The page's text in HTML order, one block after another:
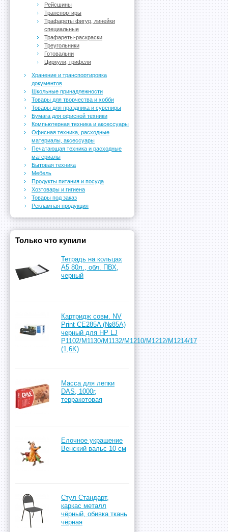
Рейсшины
Транспортиры
Трафареты фигур, линейки
специальные
Трафареты-раскраски
Треугольники
Готовальни
Циркули, грифели
Хранение и транспортировка
документов
Школьные принадлежности
Товары для творчества и хобби
Товары для праздника и сувениры
Бумага для офисной техники
Компьютерная техника и аксессуары
Офисная техника, расходные
материалы, аксессуары
Печатающая техника и расходные
материалы
Бытовая техника
Мебель
Продукты питания и посуда
Хозтовары и гигиена
Товары под заказ
Рекламная продукция
Только что купили
Тетрадь на кольцах
А5 80л., обл. ПВХ,
черный
Картридж совм. NV
Print CE285A (№85A)
черный для HP LJ
P1102/M1130/M1132/M1210/M1212/M1214/17
(1,6K)
Масса для лепки
DAS, 1000г,
терракотовая
Елочное украшение
Венский вальс 10 см
Стул Стандарт,
каркас металл
чёрный, обивка ткань
чёрная